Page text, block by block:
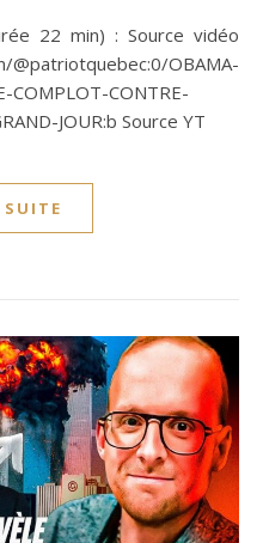
OBAMA-
COMPLOT-CONTRE-
JOUR:b Source YT
SUITE